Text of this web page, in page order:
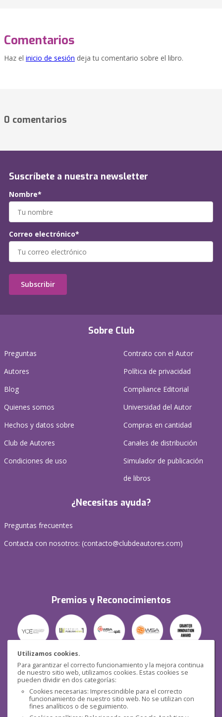
Utilizamos cookies.
Para garantizar el correcto funcionamiento y la mejora continua
de nuestro sitio web, utilizamos cookies. Estas cookies se
pueden dividir en dos categorías:
Cookies necesarias: Imprescindible para el correcto
funcionamiento de nuestro sitio web. No se utilizan con
fines analíticos o de seguimiento.
Comentarios
Haz el inicio de sesión deja tu comentario sobre el libro.
0 comentarios
Sobre Club
Preguntas
Autores
Blog
Quienes somos
Hechos y datos sobre
Club de Autores
Condiciones de uso
Contrato con el Autor
Política de privacidad
Compliance Editorial
Universidad del Autor
Compras en cantidad
Canales de distribución
Simulador de publicación
de libros
¿Necesitas ayuda?
Preguntas frecuentes
Contacta con nosotros: (contacto@clubdeautores.com)
Premios y Reconocimientos
Seguridad
Suscríbete a nuestra newsletter
Nombre*
Correo electrónico*
Subscribir